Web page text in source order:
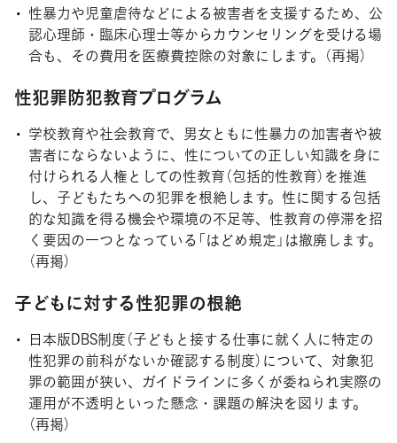
性暴力や児童虐待などによる被害者を支援するため、公
認心理師・臨床心理士等からカウンセリングを受ける場
合も、その費用を医療費控除の対象にします。（再掲）
性犯罪防犯教育プログラム
学校教育や社会教育で、男女ともに性暴力の加害者や被
害者にならないように、性についての正しい知識を身に
付けられる人権としての性教育（包括的性教育）を推進
し、子どもたちへの犯罪を根絶します。性に関する包括
的な知識を得る機会や環境の不足等、性教育の停滞を招
く要因の一つとなっている「はどめ規定」は撤廃します。
（再掲）
子どもに対する性犯罪の根絶
日本版DBS制度（子どもと接する仕事に就く人に特定の
性犯罪の前科がないか確認する制度）について、対象犯
罪の範囲が狭い、ガイドラインに多くが委ねられ実際の
運用が不透明といった懸念・課題の解決を図ります。
（再掲）